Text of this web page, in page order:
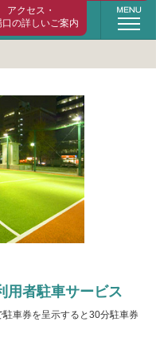
ーキング（旧称 若宮パーク）
用者駐車サービス
駐車券を呈示すると30分駐車券